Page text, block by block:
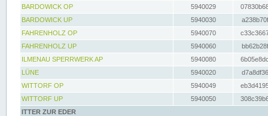
BARDOWICK OP
5940029
BARDOWICK UP
5940030
FAHRENHOLZ OP
5940070
FAHRENHOLZ UP
5940060
ILMENAU SPERRWERK AP
5940080
LÜNE
5940020
WITTORF OP
5940049
WITTORF UP
5940050
ITTER ZUR EDER